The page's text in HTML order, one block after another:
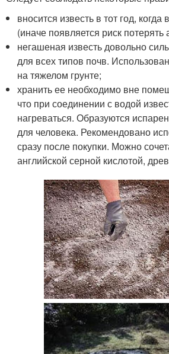
вносится известь в тот год,
(иначе появляется риск потерять
негашеная известь довольно
для всех типов почв.
на тяжелом грунте;
хранить ее необходимо вне
что при соединении с водой
нагреваться. Образуются
для человека. Рекомендовано
сразу после покупки. Можно
английской серной кислотой,